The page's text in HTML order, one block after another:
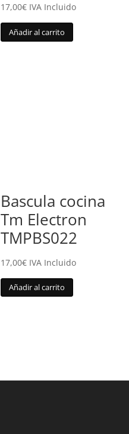
17,00€ IVA Incluido
Añadir al carrito
Bascula cocina
Tm Electron
TMPBS022
17,00€ IVA Incluido
Añadir al carrito